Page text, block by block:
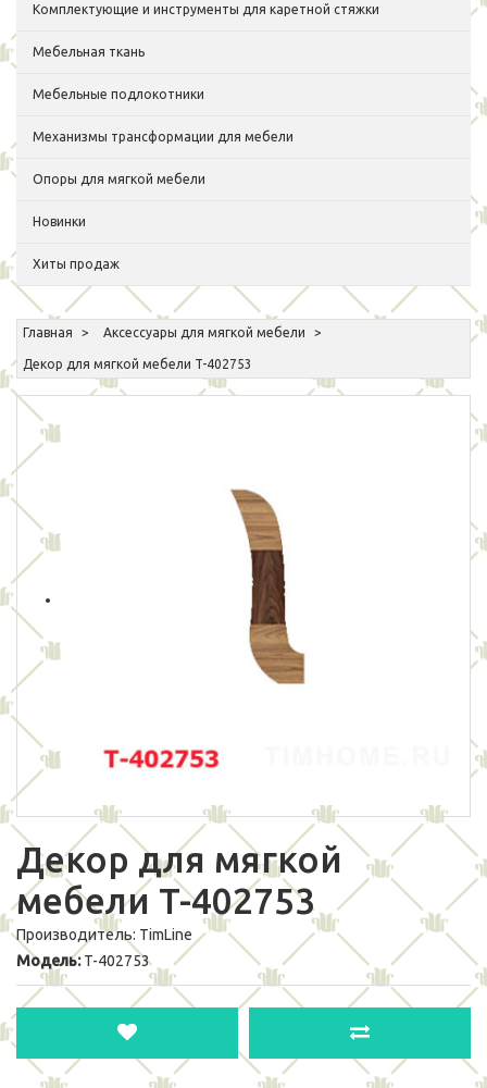
Комплектующие и инструменты для каретной стяжки
Мебельная ткань
Мебельные подлокотники
Механизмы трансформации для мебели
Опоры для мягкой мебели
Новинки
Хиты продаж
Главная Аксессуары для мягкой мебели
Декор для мягкой мебели T-402753
Декор для мягкой
мебели T-402753
Производитель: TimLine
Модель: T-402753